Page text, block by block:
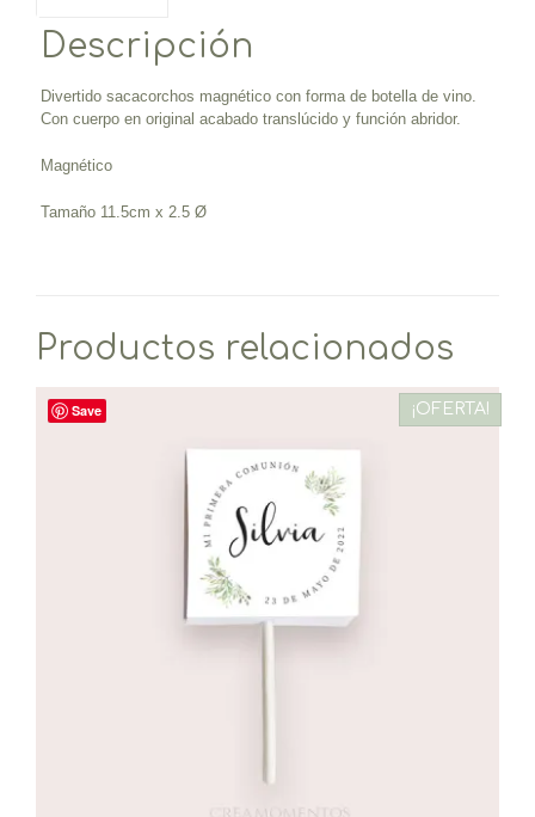
Descripción
Divertido sacacorchos magnético con forma de botella de vino.
Con cuerpo en original acabado translúcido y función abridor.
Magnético
Tamaño 11.5cm x 2.5 Ø
Productos relacionados
Save ¡OFERTA!